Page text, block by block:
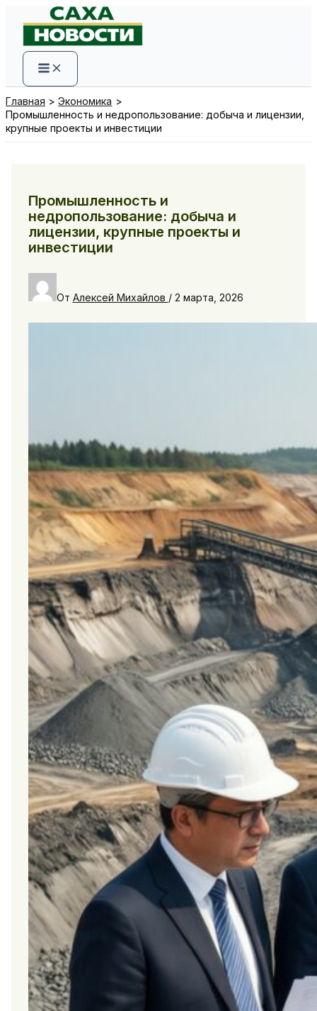
содержимому
Главная
Экономика
Промышленность и недропользование: добыча и лицензии,
крупные проекты и инвестиции
Промышленность и
недропользование: добыча и
лицензии, крупные проекты и
инвестиции
От Алексей Михайлов / 2 марта, 2026